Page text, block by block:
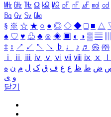
㎒ ㎓ ㎔ Ω ㏀ ㏁ ㎊ ㎋ ㎌ ㏖ ㏅
㏃ ㏉ ㏜ ㏆
§ ※ ☆ ★ ○ ● ◎ ◇ ◆ □ ■ △
♠ ♡ ♥ ♧ ♣ ⊙ ◈ ▣ ◐ ◑ ▒ ▤
‡ ↕ ↗ ↙ ↖ ↘ ♭ ♩ ♪ ♬ ㉿ ㈜
ⅰ
ⅱ ⅲ ⅳ ⅴ ⅵ ⅶ ⅷ ⅸ ⅹ
ض ط ظ ع غ ف ق ک ل م ن ه
و ی
닫기